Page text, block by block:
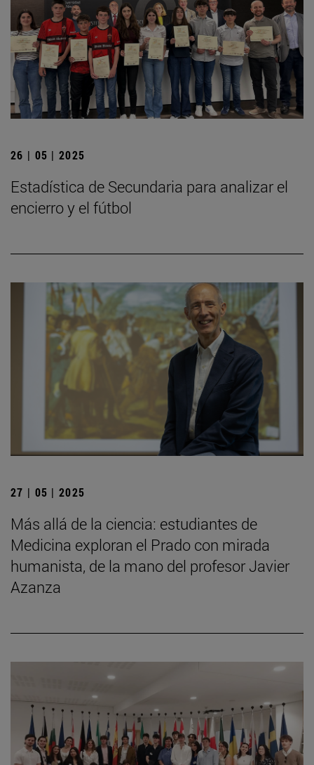
26 | 05 | 2025
Estadística de Secundaria para analizar el
encierro y el fútbol
27 | 05 | 2025
Más allá de la ciencia: estudiantes de
Medicina exploran el Prado con mirada
humanista, de la mano del profesor Javier
Azanza